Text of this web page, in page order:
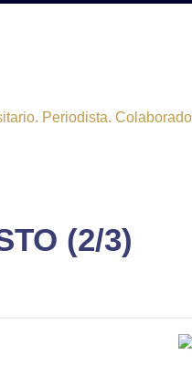
Periodista.
(2/3)